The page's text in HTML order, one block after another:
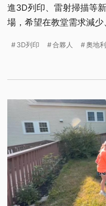
進3D列印、雷射掃描等
場，希望在教堂需求減
3D列印 合夥人 奧地利